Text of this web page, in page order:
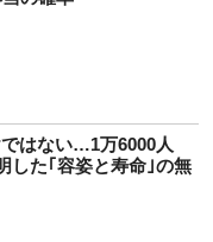
はない…1万6000人
した｢容姿と寿命｣の無